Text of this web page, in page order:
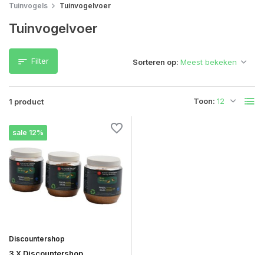
Tuinvogels
Tuinvogelvoer
Tuinvogelvoer
Filter
1 product Toon:
Sorteren op:
sale 12%
Discountershop
3 X Discountershop